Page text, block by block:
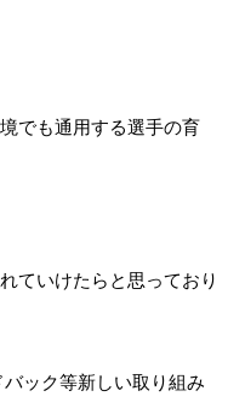
でも通用する選手の育
ていけたらと思っており
ック等新しい取り組み